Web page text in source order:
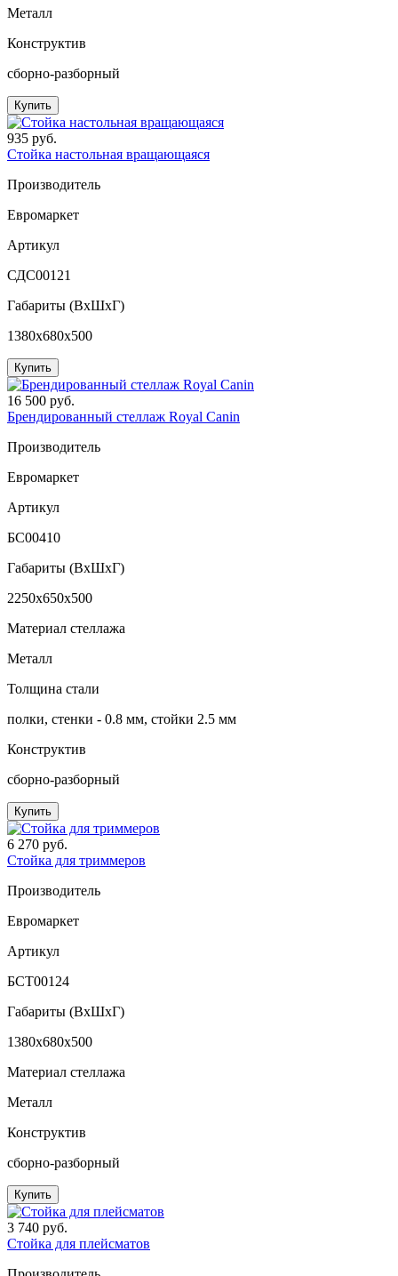
Металл
Конструктив
сборно-разборный
Купить
935 руб.
Стойка настольная вращающаяся
Производитель
Евромаркет
Артикул
СДС00121
Габариты (ВxШxГ)
1380x680x500
Купить
16 500 руб.
Брендированный стеллаж Royal Canin
Производитель
Евромаркет
Артикул
БС00410
Габариты (ВxШxГ)
2250x650x500
Материал стеллажа
Металл
Толщина стали
полки, стенки - 0.8 мм, стойки 2.5 мм
Конструктив
сборно-разборный
Купить
6 270 руб.
Стойка для триммеров
Производитель
Евромаркет
Артикул
БСТ00124
Габариты (ВxШxГ)
1380x680x500
Материал стеллажа
Металл
Конструктив
сборно-разборный
Купить
3 740 руб.
Стойка для плейсматов